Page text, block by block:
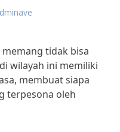
memang tidak bisa
wilayah ini memiliki
membuat siapa
terpesona oleh